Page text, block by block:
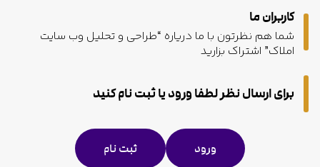
کاربران ما
شما هم نظرتون با ما دریاره “طراحی و تحلیل وب سایت
املاک” اشتراک بزارید
برای ارسال نظر لطفا ورود یا ثبت نام کنید
ورود ثبت نام